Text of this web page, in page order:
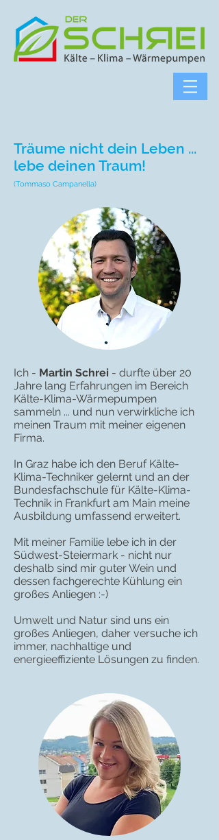
Träume nicht dein Leben ...
lebe deinen Traum!
(Tommaso Campanella)
Ich - Martin Schrei - durfte über 20
Jahre lang Erfahrungen im Bereich
Kälte-Klima-Wärmepumpen
sammeln ... und nun verwirkliche ich
meinen Traum mit meiner eigenen
Firma.
In Graz habe ich den Beruf Kälte-
Klima-Techniker gelernt und an der
Bundesfachschule für Kälte-Klima-
Technik in Frankfurt am Main meine
Ausbildung umfassend erweitert.
Mit meiner Familie lebe ich in der
Südwest-Steiermark - nicht nur
deshalb sind mir guter Wein und
dessen fachgerechte Kühlung ein
großes Anliegen :-)
Umwelt und Natur sind uns ein
großes Anliegen, daher versuche ich
immer, nachhaltige und
energieeffiziente Lösungen zu finden.